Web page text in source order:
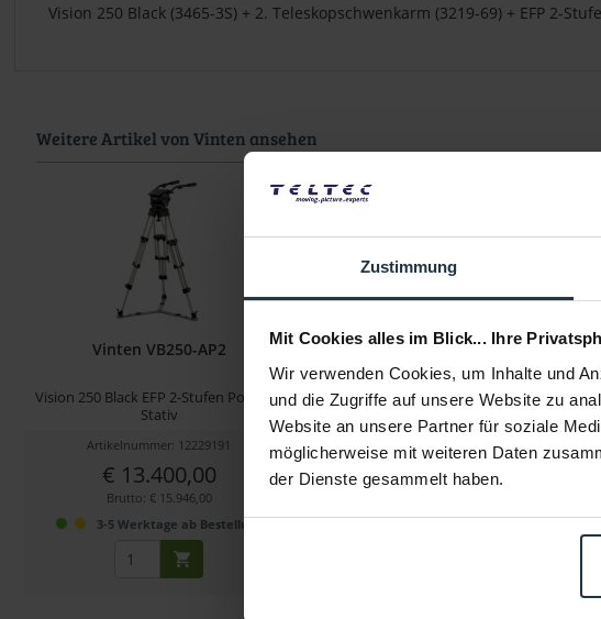
Zustimmung
Mit Cookies alles im Blick... Ihre
Wir verwenden Cookies, um Inhalte und
und die Zugriffe auf unsere Website zu
Website an unsere Partner für soziale
möglicherweise mit weiteren Daten
der Dienste gesammelt haben.
Vision 250 Black (3465-3S) + 2. Teleskopschwenkarm (3219-69) + EFP 2-
Weitere Artikel von Vinten ansehen
Vinten VB250-AP2
Vision 250 Black EFP 2-Stufen Pozi-Loc
Stativ
Artikelnummer: 12229191
€ 13.400,00
Brutto: € 15.946,00
3-5 Werktage ab Bestellung
Vinten VB250-AP2M
Vision 250 Black EFP 2-Stufen Pozi-Loc
Artikelnummer: 12238558
€ 14.000,00